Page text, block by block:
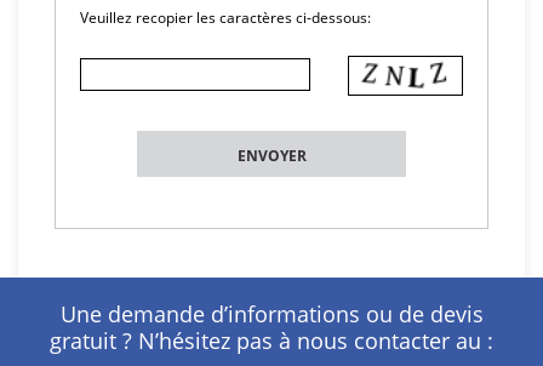
Veuillez recopier les caractères ci-dessous:
Une demande d’informations ou de devis
gratuit ? N’hésitez pas à nous contacter au :